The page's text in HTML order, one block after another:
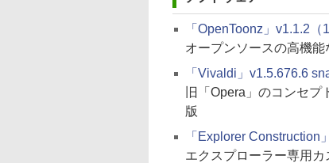
「OpenToonz」v1.1.2（
オープンソースの高機
「Vivaldi」v1.5.676.6
旧「Opera」のコンセ
版
「Explorer Construction
エクスプローラー専用カ